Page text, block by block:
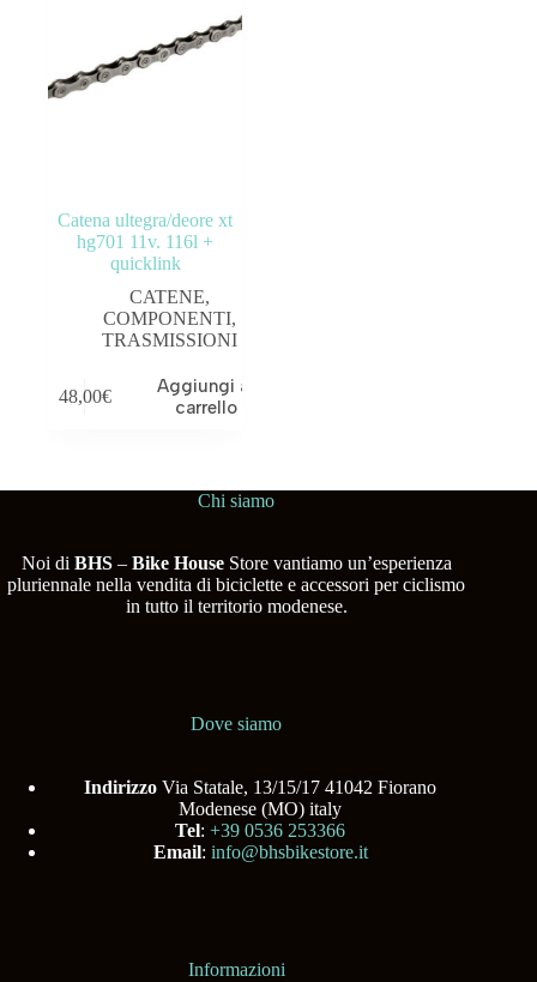
ABBIGLIAMENTO
ACCESSORI
OUTLET
Catena ultegra/deore xt
hg701 11v. 116l +
quicklink
CATENE,
COMPONENTI,
TRASMISSIONI
48,00€
Aggiungi al
carrello
Chi siamo
Noi di BHS– Bike HouseStore vantiamo un’esperienza
pluriennale nella vendita di biciclette e accessori per ciclismo
in tutto il territorio modenese.
Dove siamo
Indirizzo Via Statale, 13/15/17 41042 Fiorano
Modenese (MO) italy
Tel:+39 0536 253366
Email: info@bhsbikestore.it
Informazioni